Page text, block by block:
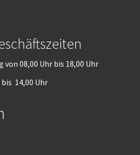
08,00 Uhr bis 18,00 Uhr
14,00 Uhr